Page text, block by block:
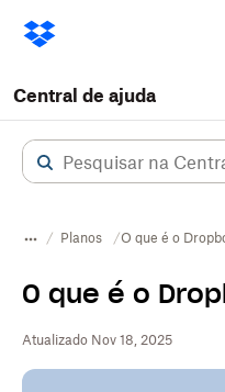
Central de ajuda
Planos O que é o
O que é o
Atualizado Nov 18, 2025